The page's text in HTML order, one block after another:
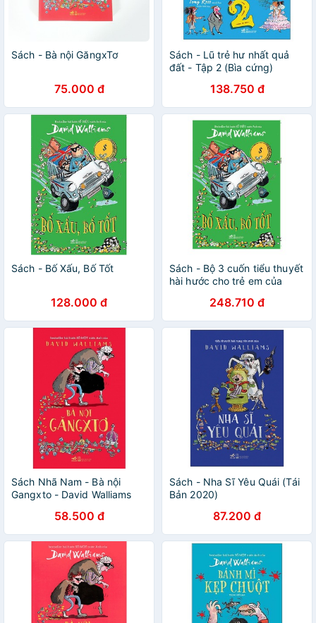
Sách - Bà nội GăngxTơ
75.000 đ
Sách - Lũ trẻ hư nhất quả
đất - Tập 2 (Bìa cứng)
138.750 đ
Sách - Bố Xấu, Bố Tốt
128.000 đ
Sách - Bộ 3 cuốn tiểu thuyết
hài hước cho trẻ em của
Vượt Ngục - Bà Nội Găngxtơ
- Bố Xấu Bố Tốt
248.710 đ
Sách Nhã Nam - Bà nội
Gangxto - David Walliams
58.500 đ
Sách - Nha Sĩ Yêu Quái (Tái
Bản 2020)
87.200 đ